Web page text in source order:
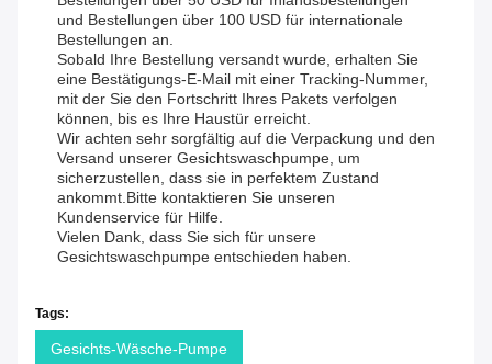
und Bestellungen über 100 USD für internationale
Bestellungen an.
Sobald Ihre Bestellung versandt wurde, erhalten Sie
eine Bestätigungs-E-Mail mit einer Tracking-Nummer,
mit der Sie den Fortschritt Ihres Pakets verfolgen
können, bis es Ihre Haustür erreicht.
Wir achten sehr sorgfältig auf die Verpackung und den
Versand unserer Gesichtswaschpumpe, um
sicherzustellen, dass sie in perfektem Zustand
ankommt.Bitte kontaktieren Sie unseren
Kundenservice für Hilfe.
Vielen Dank, dass Sie sich für unsere
Gesichtswaschpumpe entschieden haben.
Tags:
Gesichts-Wäsche-Pumpe